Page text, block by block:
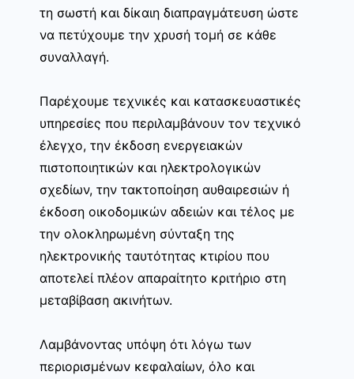
τη σωστή και δίκαιη διαπραγμάτευση ώστε
να πετύχουμε την χρυσή τομή σε κάθε
συναλλαγή.
Παρέχουμε τεχνικές και κατασκευαστικές
υπηρεσίες που περιλαμβάνουν τον τεχνικό
έλεγχο, την έκδοση ενεργειακών
πιστοποιητικών και ηλεκτρολογικών
σχεδίων, την τακτοποίηση αυθαιρεσιών ή
έκδοση οικοδομικών αδειών και τέλος με
την ολοκληρωμένη σύνταξη της
ηλεκτρονικής ταυτότητας κτιρίου που
αποτελεί πλέον απαραίτητο κριτήριο στη
μεταβίβαση ακινήτων.
Λαμβάνοντας υπόψη ότι λόγω των
περιορισμένων κεφαλαίων, όλο και